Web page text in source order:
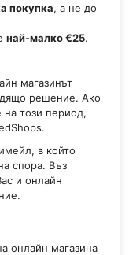
покупка, а не до
най-малко €25.
магазинът
решение. Ако
този период,
в който
спора. Въз
и онлайн
онлайн магазина